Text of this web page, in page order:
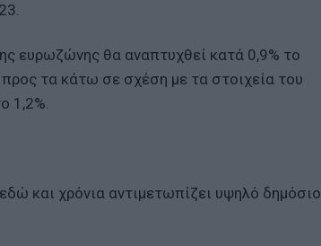
ευρωζώνης θα αναπτυχθεί κατά 0,9% το
προς τα κάτω σε σχέση με τα στοιχεία του
1,2%.
και χρόνια αντιμετωπίζει υψηλό δημόσιο